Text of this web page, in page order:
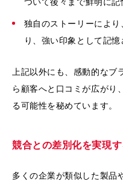
独自のストーリーによ
り、強い印象として記憶
上記以外にも、感動的なブ
ら顧客へと口コミが広がり
る可能性を秘めています。
競合との差別化を実現
多くの企業が類似した製品